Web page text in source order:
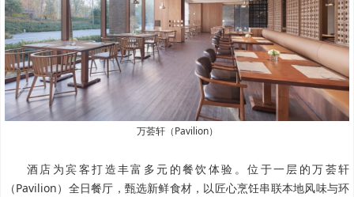
万荟轩（Pavilion）
酒店为宾客打造丰富多元的餐饮体验。位于一层的万荟轩
（Pavilion）全日餐厅，甄选新鲜食材，以匠心烹饪串联本地风味与环